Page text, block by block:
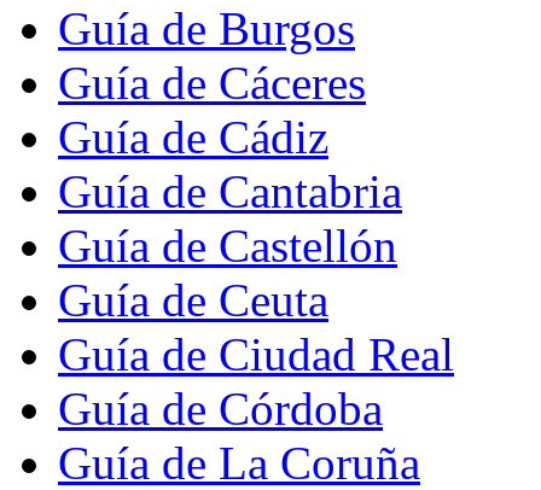
Guía de Burgos
Guía de Cáceres
Guía de Cádiz
Guía de Cantabria
Guía de Castellón
Guía de Ceuta
Guía de Ciudad Real
Guía de Córdoba
Guía de La Coruña